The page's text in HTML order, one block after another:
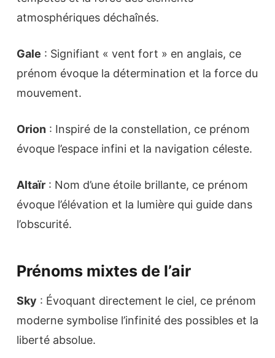
atmosphériques déchaînés.
Gale : Signifiant « vent fort » en anglais, ce
prénom évoque la détermination et la force du
mouvement.
Orion : Inspiré de la constellation, ce prénom
évoque l’espace infini et la navigation céleste.
Altaïr : Nom d’une étoile brillante, ce prénom
évoque l’élévation et la lumière qui guide dans
l’obscurité.
Prénoms mixtes de l’air
Sky : Évoquant directement le ciel, ce prénom
moderne symbolise l’infinité des possibles et la
liberté absolue.